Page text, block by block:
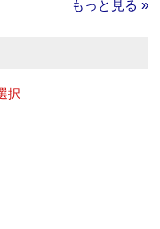
もっと見る »
択